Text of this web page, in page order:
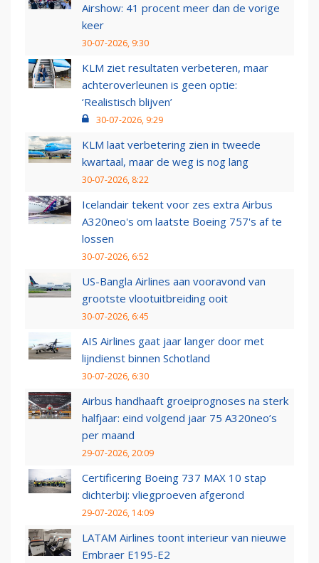
Airshow: 41 procent meer dan de vorige
keer
30-07-2026, 9:30
KLM ziet resultaten verbeteren, maar
achteroverleunen is geen optie:
‘Realistisch blijven’
30-07-2026, 9:29
KLM laat verbetering zien in tweede
kwartaal, maar de weg is nog lang
30-07-2026, 8:22
Icelandair tekent voor zes extra Airbus
A320neo's om laatste Boeing 757's af te
lossen
30-07-2026, 6:52
US-Bangla Airlines aan vooravond van
grootste vlootuitbreiding ooit
30-07-2026, 6:45
AIS Airlines gaat jaar langer door met
lijndienst binnen Schotland
30-07-2026, 6:30
Airbus handhaaft groeiprognoses na sterk
halfjaar: eind volgend jaar 75 A320neo’s
per maand
29-07-2026, 20:09
Certificering Boeing 737 MAX 10 stap
dichterbij: vliegproeven afgerond
29-07-2026, 14:09
LATAM Airlines toont interieur van nieuwe
Embraer E195-E2